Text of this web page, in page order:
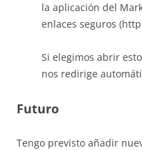
la aplicación del
enlaces seguros
Si elegimos abrir
nos redirige
Futuro
Tengo previsto añadir